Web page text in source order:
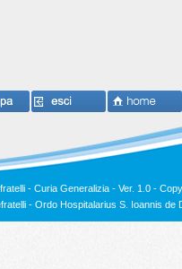
- Curia Generalizia - Ver. 1.0 -
- Ordo Hospitalarius S. Ioannis